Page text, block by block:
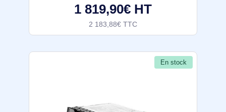
1 819,90€ HT
2 183,88€ TTC
En stock